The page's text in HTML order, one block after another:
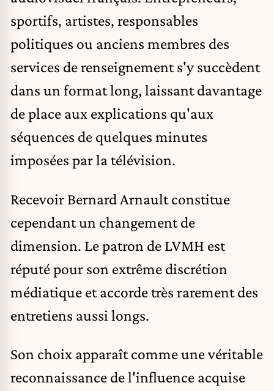
sportifs, artistes, responsables
politiques ou anciens membres des
services de renseignement s'y succèdent
dans un format long, laissant davantage
de place aux explications qu'aux
séquences de quelques minutes
imposées par la télévision.
Recevoir Bernard Arnault constitue
cependant un changement de
dimension. Le patron de LVMH est
réputé pour son extrême discrétion
médiatique et accorde très rarement des
entretiens aussi longs.
Son choix apparaît comme une véritable
reconnaissance de l'influence acquise